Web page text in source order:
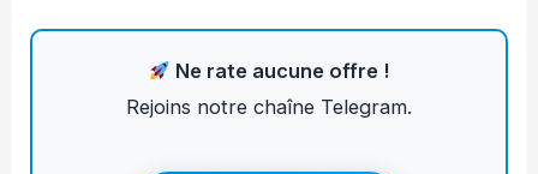
Ne rate aucune offre !
Rejoins notre chaîne Telegram.